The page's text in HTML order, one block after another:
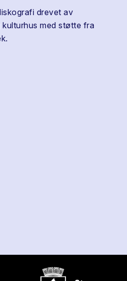
drevet av
med støtte fra